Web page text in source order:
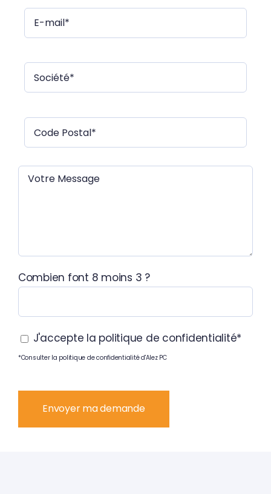
Combien font 8 moins 3 ?
J'accepte la politique de confidentialité*
*Consulter la politique de confidentialité d'Alez PC
Veuillez
laisser